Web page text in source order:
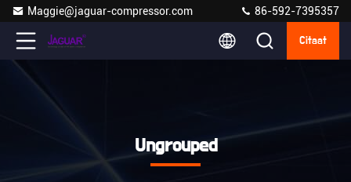
Maggie@jaguar-compressor.com 86-592-7395357
Citaat
Ungrouped